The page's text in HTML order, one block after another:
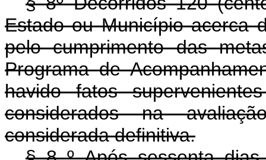
Estado ou Município acerca
pelo cumprimento das
Programa de
havido fatos
considerados na
considerada definitiva.